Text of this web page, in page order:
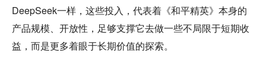
DeepSeek一样，这些投入，代表着《和平精英》本身的
产品规模、开放性，足够支撑它去做一些不局限于短期收
益，而是更多着眼于长期价值的探索。